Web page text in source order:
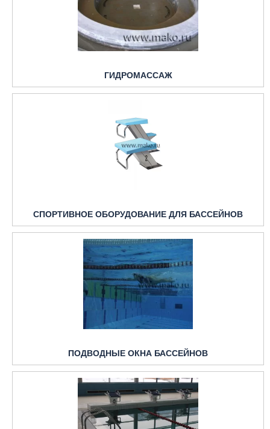
ГИДРОМАССАЖ
СПОРТИВНОЕ ОБОРУДОВАНИЕ ДЛЯ БАССЕЙНОВ
ПОДВОДНЫЕ ОКНА БАССЕЙНОВ